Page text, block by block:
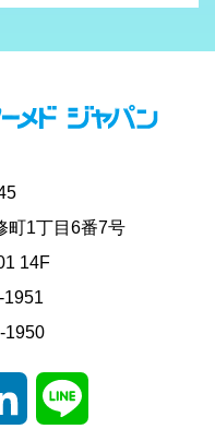
町1丁目6番7号
14F
1951
1950
LinkedIn